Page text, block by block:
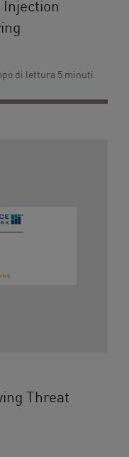
di lettura 5 minuti
Threat